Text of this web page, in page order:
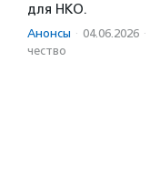
для НКО.
Анонсы · 04.06.2026 ·
чест­во